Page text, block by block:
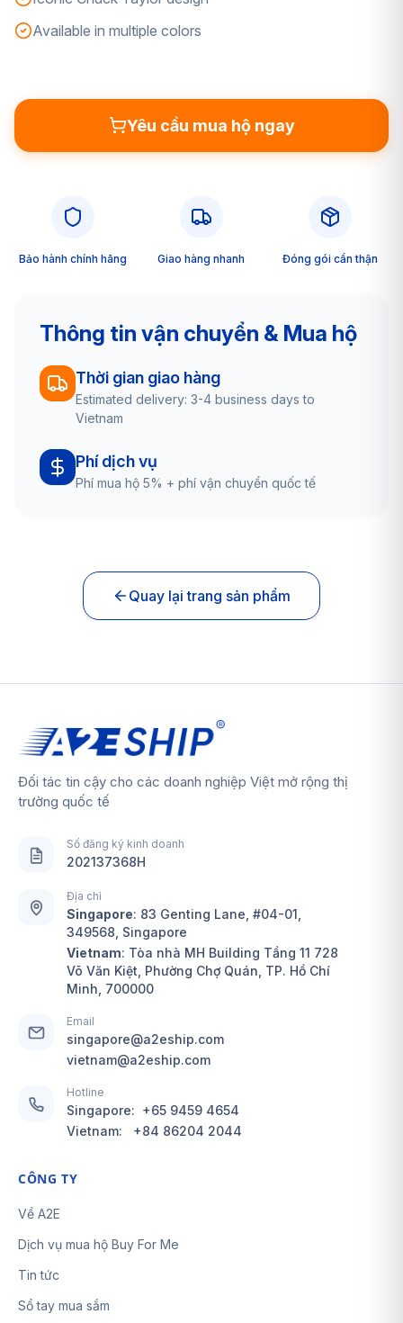
Available in multiple colors
Yêu cầu mua hộ ngay
Bảo hành chính hãng Giao hàng nhanh Đóng gói cẩn thận
Thông tin vận chuyển & Mua hộ
Thời gian giao hàng
Estimated delivery: 3-4 business days to
Vietnam
Phí dịch vụ
Phí mua hộ 5% + phí vận chuyển quốc tế
Quay lại trang sản phẩm
Đối tác tin cậy cho các doanh nghiệp Việt mở rộng thị
trường quốc tế
Số đăng ký kinh doanh
202137368H
Địa chỉ
Singapore: 83 Genting Lane, #04-01,
349568, Singapore
Vietnam: Tòa nhà MH Building Tầng 11 728
Võ Văn Kiệt, Phường Chợ Quán, TP. Hồ Chí
Minh, 700000
Email
singapore@a2eship.com
vietnam@a2eship.com
Hotline
Singapore: +65 9459 4654
Vietnam: +84 86204 2044
CÔNG TY
Về A2E
Dịch vụ mua hộ Buy For Me
Tin tức
Sổ tay mua sắm